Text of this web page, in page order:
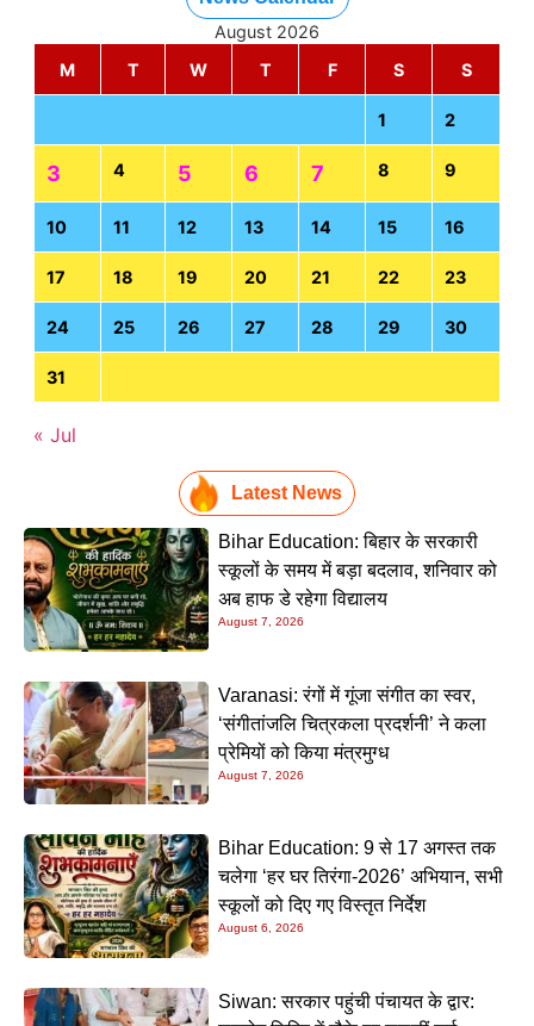
August 2026
M
T W T F S S
1 2
3 4 5 6 7 8 9
10 11 12 13 14 15 16
17 18 19 20 21 22 23
24 25 26 27 28 29 30
31
« Jul
Latest News
Bihar Education: बिहार के सरकारी
स्कूलों के समय में बड़ा बदलाव, शनिवार को
अब हाफ डे रहेगा विद्यालय
August 7, 2026
Varanasi: रंगों में गूंजा संगीत का स्वर,
‘संगीतांजलि चित्रकला प्रदर्शनी’ ने कला
प्रेमियों को किया मंत्रमुग्ध
August 7, 2026
Bihar Education: 9 से 17 अगस्त तक
चलेगा ‘हर घर तिरंगा-2026’ अभियान, सभी
स्कूलों को दिए गए विस्तृत निर्देश
August 6, 2026
Siwan: सरकार पहुंची पंचायत के द्वार: